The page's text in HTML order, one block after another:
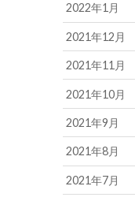
2022年1月
2021年12月
2021年11月
2021年10月
2021年9月
2021年8月
2021年7月